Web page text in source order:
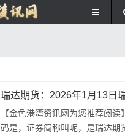
【金色港湾资讯网为您推荐阅读
码是，证券简称叫呢，是瑞达期